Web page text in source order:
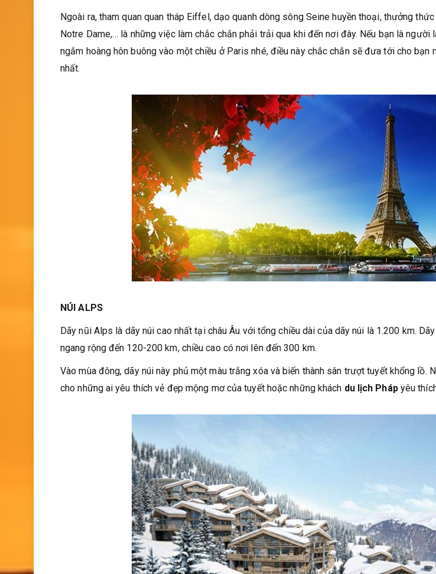
Ngoài ra, tham quan quan tháp Eiffel, dạo quanh dòng sông Seine huyền thoại, thưởng
Notre Dame,… là những việc làm chắc chắn phải trải qua khi đến nơi đây. Nếu bạn là người
ngắm hoàng hôn buông vào một chiều ở Paris nhé, điều này chắc chắn sẽ đưa tới cho bạn
nhất.
NÚI ALPS
Dãy nũi Alps là dãy núi cao nhất tại châu Âu với tổng chiều dài của dãy núi là 1.200 km.
ngang rộng đến 120-200 km, chiều cao có nơi lên đến 300 km.
Vào mùa đông, dãy núi này phủ một màu trắng xóa và biến thành sân trượt tuyết khổng lồ.
cho những ai yêu thích vẻ đẹp mộng mơ của tuyết hoặc những khách du lịch Phápyêu